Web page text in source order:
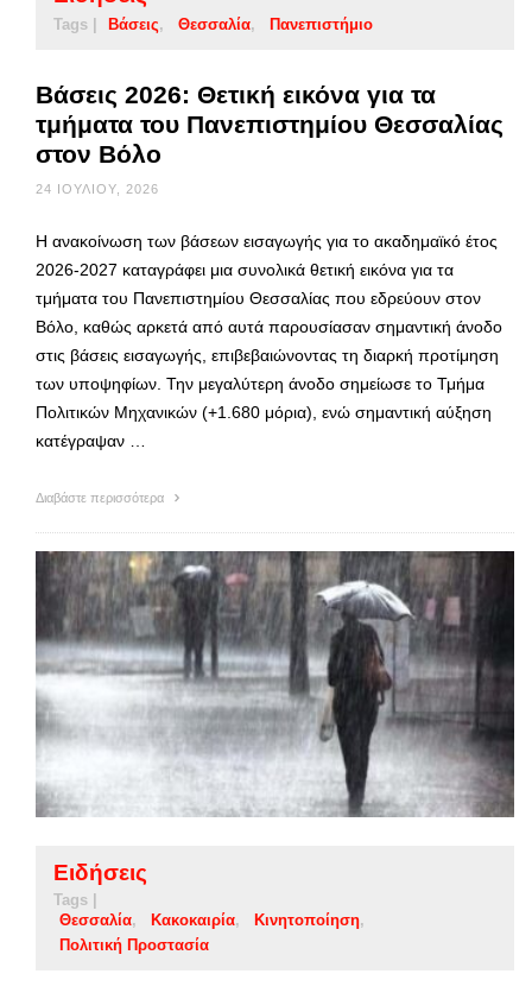
Tags | Βάσεις Θεσσαλία Πανεπιστήμιο
Βάσεις 2026: Θετική εικόνα για τα
τμήματα του Πανεπιστημίου Θεσσαλίας
στον Βόλο
24 ΙΟΥΛΊΟΥ, 2026
Η ανακοίνωση των βάσεων εισαγωγής για το ακαδημαϊκό έτος
2026-2027 καταγράφει μια συνολικά θετική εικόνα για τα
τμήματα του Πανεπιστημίου Θεσσαλίας που εδρεύουν στον
Βόλο, καθώς αρκετά από αυτά παρουσίασαν σημαντική άνοδο
στις βάσεις εισαγωγής, επιβεβαιώνοντας τη διαρκή προτίμηση
των υποψηφίων. Την μεγαλύτερη άνοδο σημείωσε το Τμήμα
Πολιτικών Μηχανικών (+1.680 μόρια), ενώ σημαντική αύξηση
κατέγραψαν …
Διαβάστε περισσότερα
Ειδήσεις
Tags |
Θεσσαλία
Κακοκαιρία
Κινητοποίηση
Πολιτική Προστασία